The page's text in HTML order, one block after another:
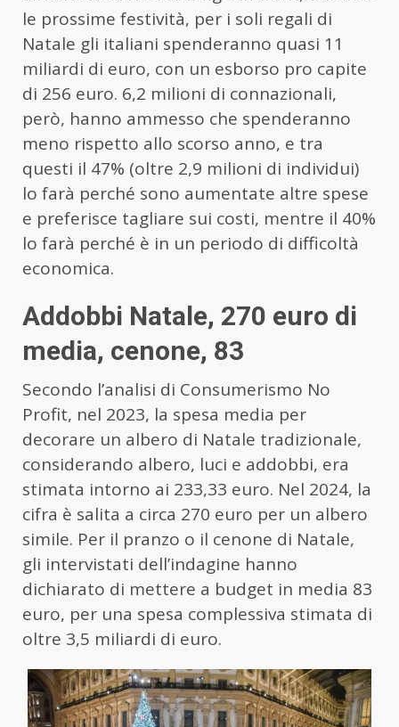
le prossime festività, per i soli regali di
Natale gli italiani spenderanno quasi 11
miliardi di euro, con un esborso pro capite
di 256 euro. 6,2 milioni di connazionali,
però, hanno ammesso che spenderanno
meno rispetto allo scorso anno, e tra
questi il 47% (oltre 2,9 milioni di individui)
lo farà perché sono aumentate altre spese
e preferisce tagliare sui costi, mentre il 40%
lo farà perché è in un periodo di difficoltà
economica.
Addobbi Natale, 270 euro di
media, cenone, 83
Secondo l’analisi di Consumerismo No
Profit, nel 2023, la spesa media per
decorare un albero di Natale tradizionale,
considerando albero, luci e addobbi, era
stimata intorno ai 233,33 euro. Nel 2024, la
cifra è salita a circa 270 euro per un albero
simile. Per il pranzo o il cenone di Natale,
gli intervistati dell’indagine hanno
dichiarato di mettere a budget in media 83
euro, per una spesa complessiva stimata di
oltre 3,5 miliardi di euro.